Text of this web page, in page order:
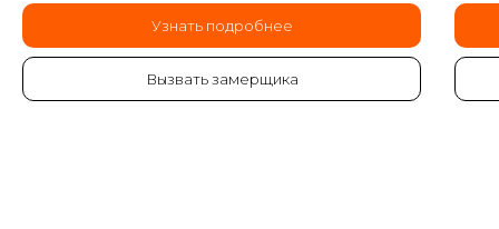
Узнать подробнее
Вызвать замерщика